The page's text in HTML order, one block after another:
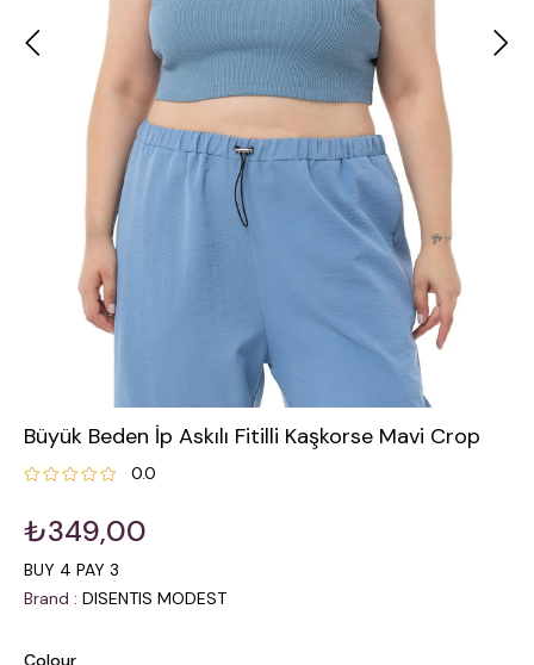
Büyük Beden İp Askılı Fitilli Kaşkorse Mavi Crop
0.0
₺349,00
BUY 4 PAY 3
Brand : DISENTIS MODEST
Colour